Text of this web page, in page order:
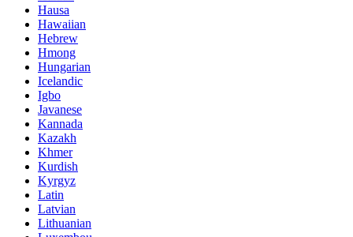
Hausa
Hawaiian
Hebrew
Hmong
Hungarian
Icelandic
Igbo
Javanese
Kannada
Kazakh
Khmer
Kurdish
Kyrgyz
Latin
Latvian
Lithuanian